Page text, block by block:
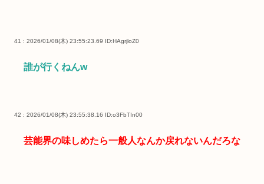
41 : 2026/01/08(木) 23:55:23.69 ID:HAgrjloZ0
誰が行くねんw
42 : 2026/01/08(木) 23:55:38.16 ID:o3FbTIn00
芸能界の味しめたら一般人なんか戻れないんだろな